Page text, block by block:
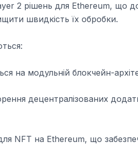
2 рішень для Ethereum, що
швидкість їх обробки.
на модульній блокчейн-
децентралізованих
NFT на Ethereum, що